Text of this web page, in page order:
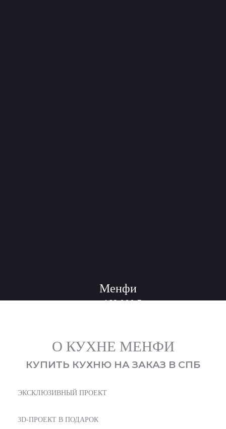
Менфи
от462 000 ₽
О КУХНЕ МЕНФИ
КУПИТЬ КУХНЮ НА ЗАКАЗ В СПБ
ЭКСКЛЮЗИВНЫЙ ПРОЕКТ
3D-ПРОЕКТ В ПОДАРОК